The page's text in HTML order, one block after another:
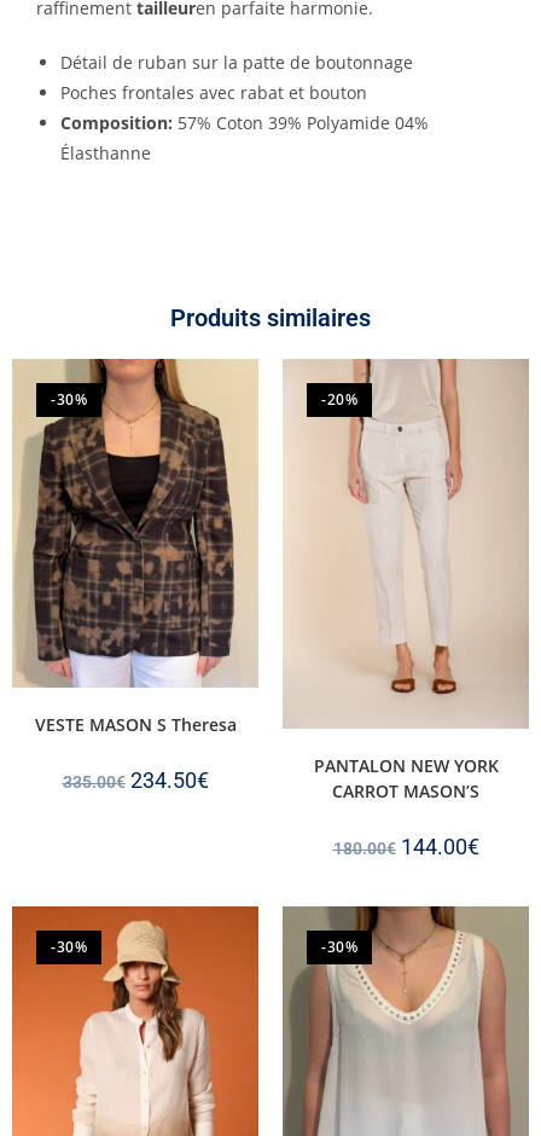
raffinement tailleuren parfaite harmonie.
Détail de ruban sur la patte de boutonnage
Poches frontales avec rabat et bouton
Composition: 57% Coton 39% Polyamide 04%
Élasthanne
Produits similaires
-30%
VESTE MASON S Theresa
335.00€ 234.50€
-20%
PANTALON NEW YORK
CARROT MASON’S
180.00€ 144.00€
-30% -30%